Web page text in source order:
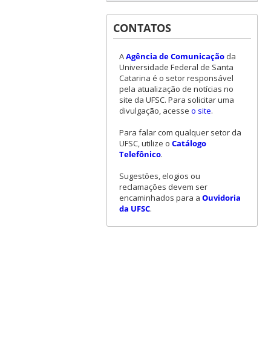
CONTATOS
AAgência de Comunicaçãoda
Universidade Federal de Santa
Catarina é o setor responsável
pela atualização de notícias no
site da UFSC. Para solicitar uma
divulgação, acesse o site.
Para falar com qualquer setor da
UFSC, utilize o Catálogo
Telefônico.
Sugestões, elogios ou
reclamações devem ser
encaminhados para a Ouvidoria
da UFSC.